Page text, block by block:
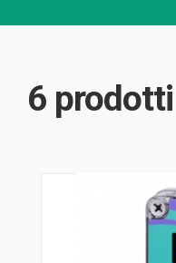
6 prodotti